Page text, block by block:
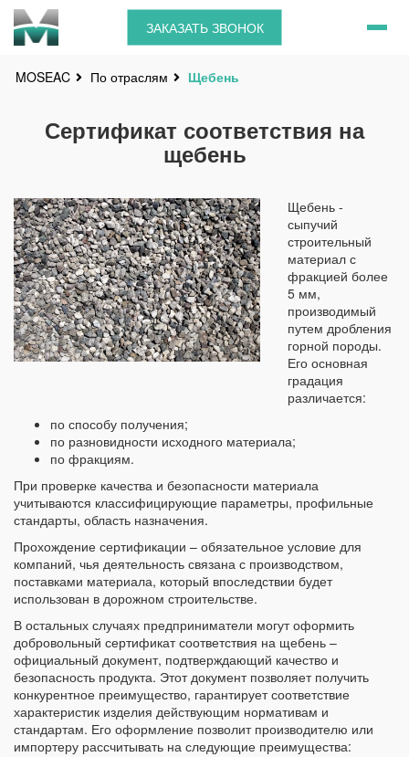
ЗАКАЗАТЬ ЗВОНОК
MOSEAC По отраслям Щебень
Сертификат соответствия на
щебень
Щебень -
сыпучий
строительный
материал с
фракцией более
5 мм,
производимый
путем дробления
горной породы.
Его основная
градация
различается:
по способу получения;
по разновидности исходного материала;
по фракциям.
При проверке качества и безопасности материала
учитываются классифицирующие параметры, профильные
стандарты, область назначения.
Прохождение сертификации – обязательное условие для
компаний, чья деятельность связана с производством,
поставками материала, который впоследствии будет
использован в дорожном строительстве.
В остальных случаях предприниматели могут оформить
добровольный сертификат соответствия на щебень –
официальный документ, подтверждающий качество и
безопасность продукта. Этот документ позволяет получить
конкурентное преимущество, гарантирует соответствие
характеристик изделия действующим нормативам и
стандартам. Его оформление позволит производителю или
импортеру рассчитывать на следующие преимущества: